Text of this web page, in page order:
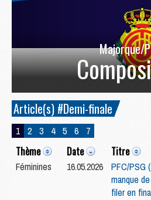
Majorque/
Article(s) #Demi-finale
1 2 3 4 5 6 7
Thème Date Titre
Féminines 16.05.2026
PFC/PSG
manque
filer en